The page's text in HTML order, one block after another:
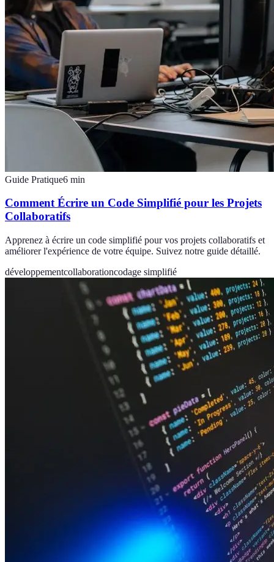
Guide Pratique6 min
Comment Écrire un Code Simplifié pour les Projets
Collaboratifs
Apprenez à écrire un code simplifié pour vos projets collaboratifs et
améliorer l'expérience de votre équipe. Suivez notre guide détaillé.
développementcollaborationcodage simplifié